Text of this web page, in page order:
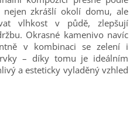
zkrášlí okolí domu, ale
vlhkost v půdě, zlepšují
Okrasné kamenivo navíc
v kombinaci se zelení i
– díky tomu je ideálním
a esteticky vyladěný vzhled